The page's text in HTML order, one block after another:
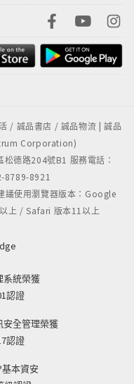
/ 誠品書店 / 誠品物流 | 誠品
Corporation)
德路204號B1 服務電話：
8789-8921
議使用瀏覽器版本：Google
上 / Safari 版本11以上
系統榮獲
認證
安全管理榮獲
認證
本資安